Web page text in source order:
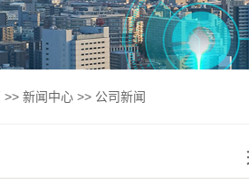
>> 新闻中心>> 公司新闻